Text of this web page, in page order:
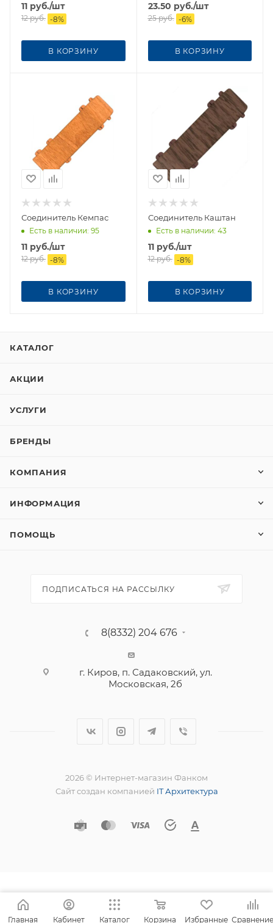
11 руб./шт
12руб. -8%
В КОРЗИНУ
23.50 руб./шт
25руб. -6%
В КОРЗИНУ
Соединитель Кемпас
Есть в наличии: 95
11 руб./шт
12руб. -8%
В КОРЗИНУ
Соединитель Каштан
Есть в наличии: 43
11руб./шт
12руб. -8%
В КОРЗИНУ
КАТАЛОГ
АКЦИИ
УСЛУГИ
БРЕНДЫ
КОМПАНИЯ
ИНФОРМАЦИЯ
ПОМОЩЬ
ПОДПИСАТЬСЯ НА РАССЫЛКУ
8(8332) 204 676
г. Киров, п. Садаковский, ул.
Московская, 2б
2026 © Интернет-магазин Фанком
Сайт создан компанией IT Архитектура
Главная Кабинет Каталог Корзина Избранные Сравнение